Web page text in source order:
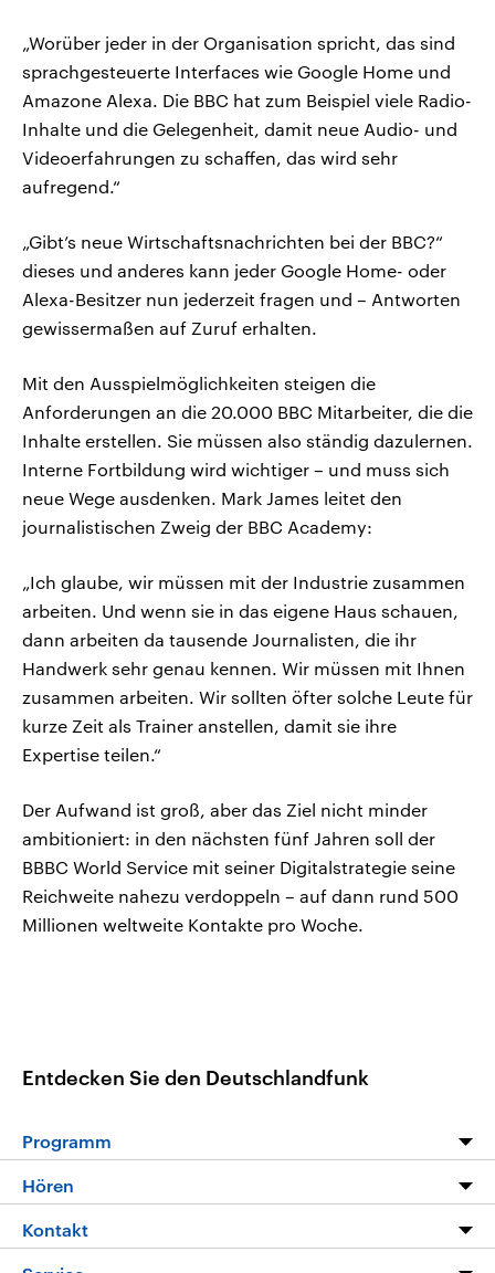
„Worüber jeder in der Organisation spricht, das sind
sprachgesteuerte Interfaces wie Google Home und
Amazone Alexa. Die BBC hat zum Beispiel viele Radio-
Inhalte und die Gelegenheit, damit neue Audio- und
Videoerfahrungen zu schaffen, das wird sehr
aufregend.“
„Gibt’s neue Wirtschaftsnachrichten bei der BBC?“
dieses und anderes kann jeder Google Home- oder
Alexa-Besitzer nun jederzeit fragen und – Antworten
gewissermaßen auf Zuruf erhalten.
Mit den Ausspielmöglichkeiten steigen die
Anforderungen an die 20.000 BBC Mitarbeiter, die die
Inhalte erstellen. Sie müssen also ständig dazulernen.
Interne Fortbildung wird wichtiger – und muss sich
neue Wege ausdenken. Mark James leitet den
journalistischen Zweig der BBC Academy:
„Ich glaube, wir müssen mit der Industrie zusammen
arbeiten. Und wenn sie in das eigene Haus schauen,
dann arbeiten da tausende Journalisten, die ihr
Handwerk sehr genau kennen. Wir müssen mit Ihnen
zusammen arbeiten. Wir sollten öfter solche Leute für
kurze Zeit als Trainer anstellen, damit sie ihre
Expertise teilen.“
Der Aufwand ist groß, aber das Ziel nicht minder
ambitioniert: in den nächsten fünf Jahren soll der
BBBC World Service mit seiner Digitalstrategie seine
Reichweite nahezu verdoppeln – auf dann rund 500
Millionen weltweite Kontakte pro Woche.
Entdecken Sie den Deutschlandfunk
Programm
Programm
Die Nachrichten
Hören
Livestream
Kontakt
Hörerservice